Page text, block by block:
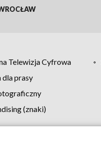
Telewizja Cyfrowa
dla prasy
(znaki)